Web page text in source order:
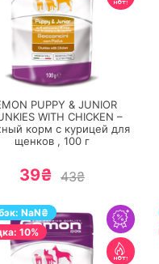
ПЕРЕЙТИ
PUPPY & JUNIOR
WITH CHICKEN –
корм с курицей для
щенков , 100 г
39₴ 43₴
NaN₴
10%